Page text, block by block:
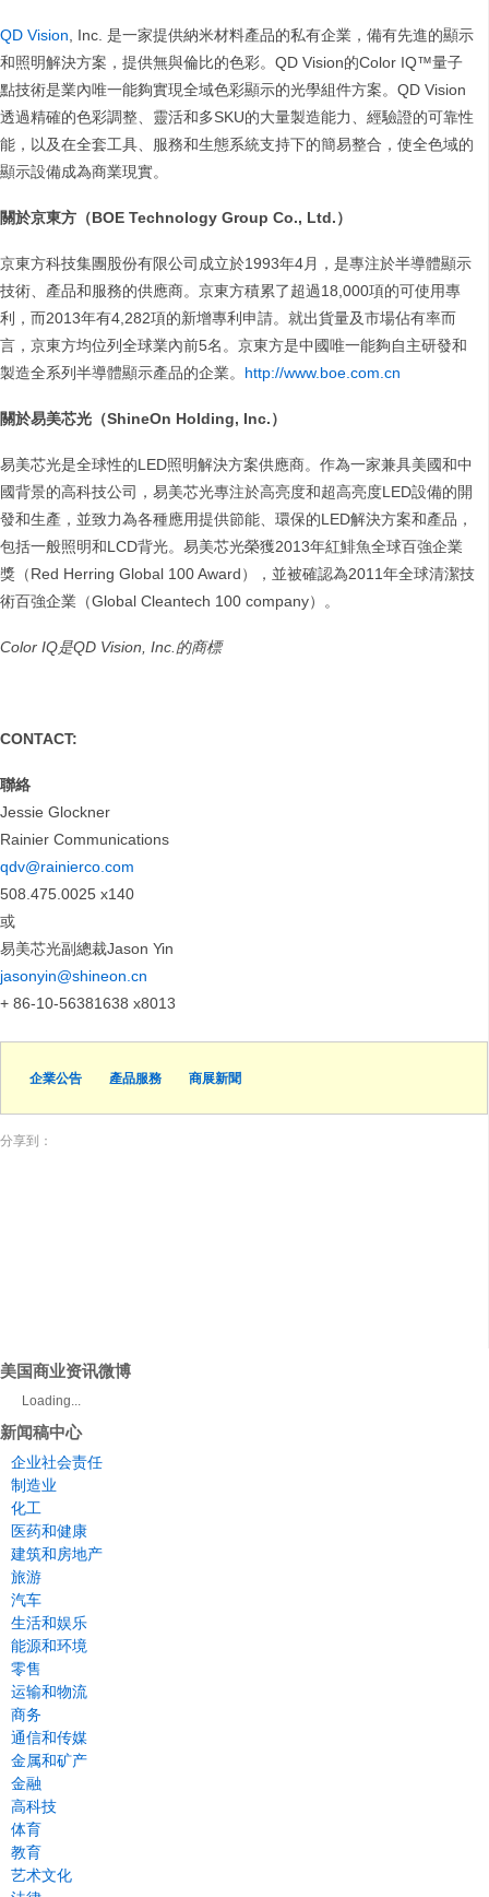
QD Vision, Inc. 是一家提供納米材料產品的私有企業，備有先進的顯示
和照明解決方案，提供無與倫比的色彩。QD Vision的Color IQ™量子
點技術是業內唯一能夠實現全域色彩顯示的光學組件方案。QD Vision
透過精確的色彩調整、靈活和多SKU的大量製造能力、經驗證的可靠性
能，以及在全套工具、服務和生態系統支持下的簡易整合，使全色域的
顯示設備成為商業現實。
關於京東方（BOE Technology Group Co., Ltd.）
京東方科技集團股份有限公司成立於1993年4月，是專注於半導體顯示
技術、產品和服務的供應商。京東方積累了超過18,000項的可使用專
利，而2013年有4,282項的新增專利申請。就出貨量及市場佔有率而
言，京東方均位列全球業內前5名。京東方是中國唯一能夠自主研發和
製造全系列半導體顯示產品的企業。 http://www.boe.com.cn
關於易美芯光（ShineOn Holding, Inc.）
易美芯光是全球性的LED照明解決方案供應商。作為一家兼具美國和中
國背景的高科技公司，易美芯光專注於高亮度和超高亮度LED設備的開
發和生產，並致力為各種應用提供節能、環保的LED解決方案和產品，
包括一般照明和LCD背光。易美芯光榮獲2013年紅鯡魚全球百強企業
獎（Red Herring Global 100 Award），並被確認為2011年全球清潔技
術百強企業（Global Cleantech 100 company）。
Color IQ是QD Vision, Inc.的商標
CONTACT:
聯絡
Jessie Glockner
Rainier Communications
qdv@rainierco.com
508.475.0025 x140
或
易美芯光副總裁Jason Yin
jasonyin@shineon.cn
+ 86-10-56381638 x8013
企業公告 產品服務 商展新聞
分享到：
美国商业资讯微博
Loading...
新闻稿中心
企业社会责任
制造业
化工
医药和健康
建筑和房地产
旅游
汽车
生活和娱乐
能源和环境
零售
运输和物流
商务
通信和传媒
金属和矿产
金融
高科技
体育
教育
艺术文化